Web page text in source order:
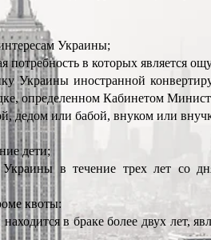
Украины;
потребность в которых является
Украины иностранной
определенном Кабинетом
дедом или бабой, внуком или
дети;
в течение трех лет со
квоты:
в браке более двух лет,